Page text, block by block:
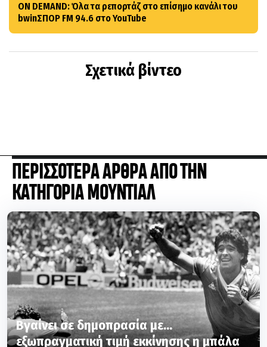
ON DEMAND: Όλα τα ρεπορτάζ στο επίσημο κανάλι του
bwinΣΠΟΡ FM 94.6 στο YouTube
Σχετικά βίντεο
ΚΑΤΗΓΟΡΙΑ ΜΟΥΝΤΙΑΛ
Βγαίνει σε δημοπρασία με...
εξωπραγματική τιμή εκκίνησης η μπάλα
από το γκολ με «το χέρι του Θεού»!